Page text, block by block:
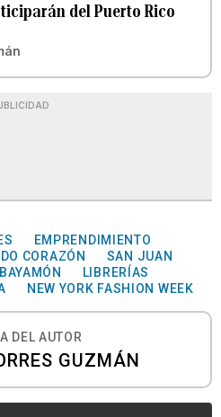
del Puerto Rico
EMPRENDIMIENTO
CORAZÓN
SAN JUAN
BAYAMÓN
LIBRERÍAS
NEW YORK FASHION WEEK
DEL AUTOR
GUZMÁN